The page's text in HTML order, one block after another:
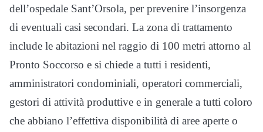
dell’ospedale Sant’Orsola, per prevenire l’insorgenza
di eventuali casi secondari. La zona di trattamento
include le abitazioni nel raggio di 100 metri attorno al
Pronto Soccorso e si chiede a tutti i residenti,
amministratori condominiali, operatori commerciali,
gestori di attività produttive e in generale a tutti coloro
che abbiano l’effettiva disponibilità di aree aperte o